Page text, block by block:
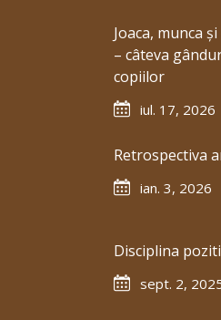
Joaca, munca
– câteva
copiilor
iul. 17, 2026
Retrospectiva
ian. 3, 2026
Disciplina
sept. 2,